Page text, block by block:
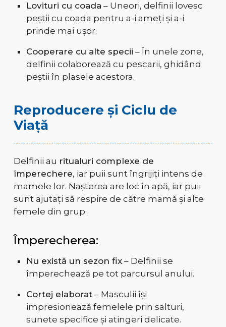
Lovituri cu coada – Uneori, delfinii lovesc
peștii cu coada pentru a-i ameți și a-i
prinde mai ușor.
Cooperare cu alte specii – În unele zone,
delfinii colaborează cu pescarii, ghidând
peștii în plasele acestora.
Reproducere și Ciclu de
Viață
Delfinii au ritualuri complexe de
împerechere, iar puii sunt îngrijiți intens de
mamele lor. Nașterea are loc în apă, iar puii
sunt ajutați să respire de către mamă și alte
femele din grup.
Împerecherea:
Nu există un sezon fix– Delfinii se
împerechează pe tot parcursul anului.
Cortej elaborat– Masculii își
impresionează femelele prin salturi,
sunete specifice și atingeri delicate.